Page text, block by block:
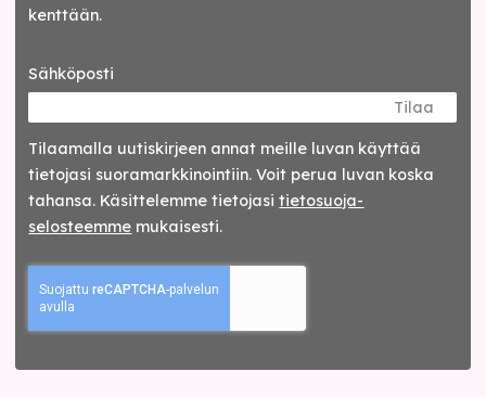
kenttään.
Sähköposti
Tilaa
Tilaamalla uutis­kirjeen annat meille luvan käyttää
tietojasi suora­markkinointiin. Voit perua luvan koska
tahansa. Käsittelemme tietojasitieto­suoja­
selosteemme mukaisesti.